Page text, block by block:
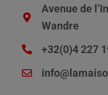
Avenue de
Wandre
+32(0)4 227